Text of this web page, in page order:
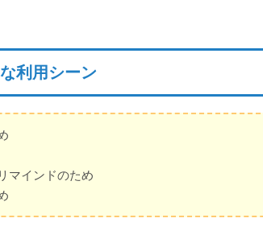
利用シーン
マインドのため